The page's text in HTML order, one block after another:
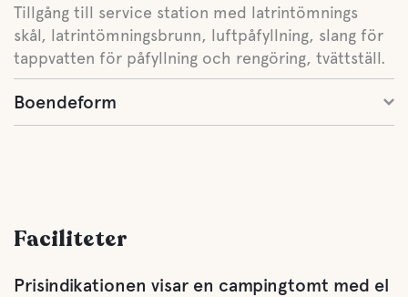
Tillgång till service station med latrintömnings
skål, latrintömningsbrunn, luftpåfyllning, slang för
tappvatten för påfyllning och rengöring, tvättställ.
Boendeform
Faciliteter
Prisindikationen visar en campingtomt med el